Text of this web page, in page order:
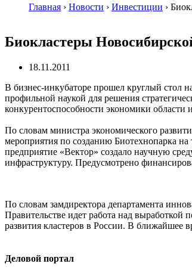
Главная › Новости › Инвестиции ›
Биокластеры
18.11.2011
В бизнес-инкубаторе прошел круглый стол
профильной наукой для решения
конкурентоспособности экономики
По словам министра экономического
мероприятия по созданию Биотехнопарка
предприятие «Вектор» создало научную
инфраструктуру. Предусмотрено
По словам замдиректора департамента
Правительстве идет работа над
развития кластеров в России. В ближайшее
Деловой портал